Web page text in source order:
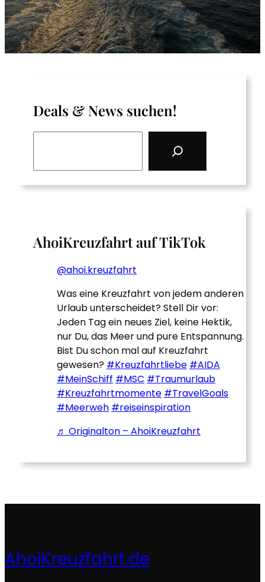
Deals & News suchen!
AhoiKreuzfahrt auf TikTok
@ahoi.kreuzfahrt
Was eine Kreuzfahrt von jedem anderen
Urlaub unterscheidet? Stell Dir vor:
Jeden Tag ein neues Ziel, keine Hektik,
nur Du, das Meer und pure Entspannung.
Bist Du schon mal auf Kreuzfahrt
gewesen? #Kreuzfahrtliebe #AIDA
#MeinSchiff #MSC #Traumurlaub
#Kreuzfahrtmomente #TravelGoals
#Meerweh #reiseinspiration
♬ Originalton – AhoiKreuzfahrt
AhoiKreuzfahrt.de